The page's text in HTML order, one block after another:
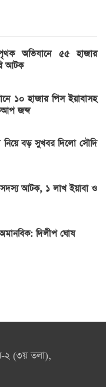
অভিযানে ৫৫ হাজার
আটক
১০ হাজার পিস ইয়াবাসহ
জব্দ
নিয়ে বড় সুখবর দিলো সৌদি
সদস্য আটক, ১ লাখ ইয়াবা ও
দিলীপ ঘোষ
২ (৩য় তলা),